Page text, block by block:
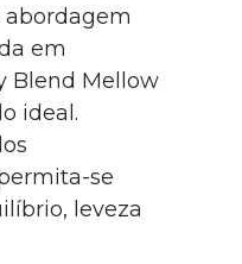
em
Blend Mellow
ideal.
se
leveza